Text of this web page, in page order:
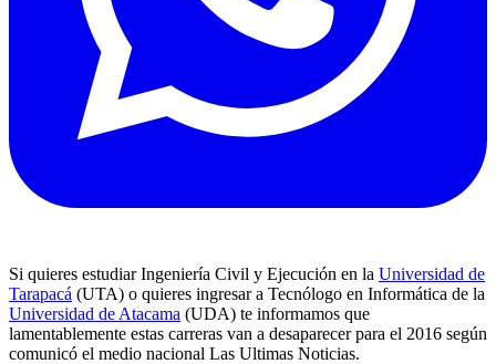
Si quieres estudiar Ingeniería Civil y Ejecución en la Universidad de
Tarapacá (UTA) o quieres ingresar a Tecnólogo en Informática de la
Universidad de Atacama (UDA) te informamos que
lamentablemente estas carreras van a desaparecer para el 2016 según
comunicó el medio nacional Las Ultimas Noticias.